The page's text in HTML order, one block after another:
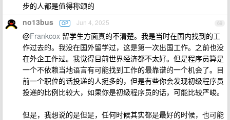
步的人都是值得称颂的
69
no13bus OP Jun 4, 2025
@Frankcox 留学生方面真的不清楚。我是当时在国内找到的工
作过去的。我没在国外留学过，这是第一次出国工作。之前也没
在外企工作过。我觉得目前世界经济都不太好。但是程序员算是
一个不依赖当地语言有可能找到工作的最靠谱的一个机会了。目
前一个职位的话投递的人挺多的，但是有些你会发现初级程序员
投递的比例比较大，如果你是初级程序员的话，可能比较严峻。
但是，我想说的是但是，任何时候其实都是最好的时候，也可能